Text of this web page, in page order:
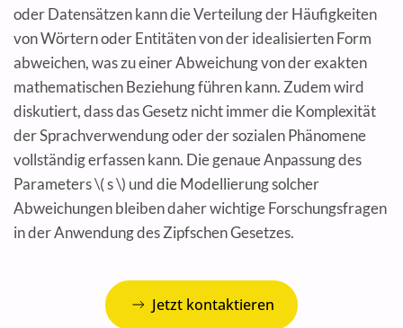
oder Datensätzen kann die Verteilung der Häufigkeiten
von Wörtern oder Entitäten von der idealisierten Form
abweichen, was zu einer Abweichung von der exakten
mathematischen Beziehung führen kann. Zudem wird
diskutiert, dass das Gesetz nicht immer die Komplexität
der Sprachverwendung oder der sozialen Phänomene
vollständig erfassen kann. Die genaue Anpassung des
Parameters \( s \) und die Modellierung solcher
Abweichungen bleiben daher wichtige Forschungsfragen
in der Anwendung des Zipfschen Gesetzes.
Jetzt kontaktieren